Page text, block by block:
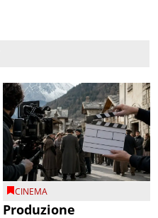
CINEMA
Produzione